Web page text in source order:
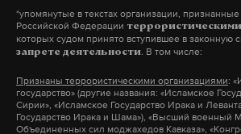
На следующий день, 18 сентября,
в том числе ноутбуки, рации и
радиостанции. Всего в результате
*упомянутые в текстах организации,
Российской Федерации террористическими
которых судом принято вступившее в законную
запрете деятельности. В том числе:
Признаны террористическими организациями:
государство» (другие названия: «Исламское
Сирии», «Исламское Государство Ирака и
Государство Ирака и Шама»), «Высший военный
Объединенных сил моджахедов Кавказа»,